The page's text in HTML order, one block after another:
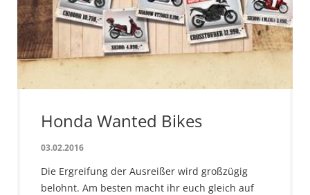
Honda Wanted Bikes
03.02.2016
Die Ergreifung der Ausreißer wird großzügig
belohnt. Am besten macht ihr euch gleich auf